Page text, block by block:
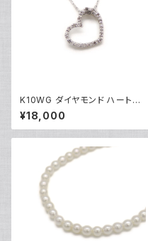
K10WG ダイヤモンド ハートペ
ンダント ネックレス 10金 ホワ
イトゴールド アズキチェーン Y0
4907
¥18,000